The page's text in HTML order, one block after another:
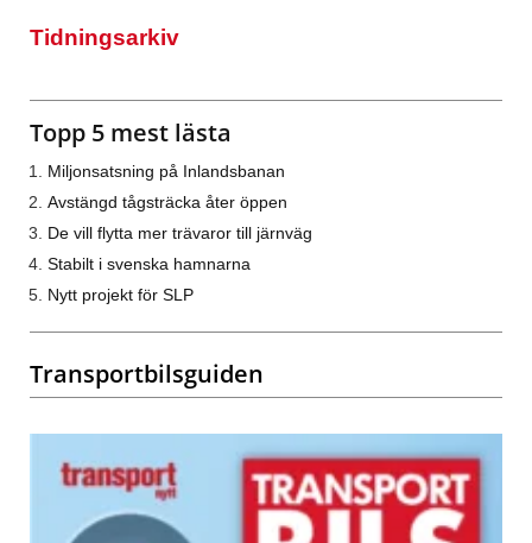
Tidningsarkiv
Topp 5 mest lästa
Miljonsatsning på Inlandsbanan
Avstängd tågsträcka åter öppen
De vill flytta mer trävaror till järnväg
Stabilt i svenska hamnarna
Nytt projekt för SLP
Transportbilsguiden